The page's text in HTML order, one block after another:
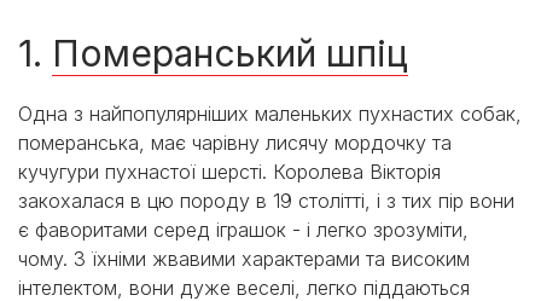
1. Померанський шпіц
Одна з найпопулярніших маленьких пухнастих собак,
померанська, має чарівну лисячу мордочку та
кучугури пухнастої шерсті. Королева Вікторія
закохалася в цю породу в 19 столітті, і з тих пір вони
є фаворитами серед іграшок - і легко зрозуміти,
чому. З їхніми жвавими характерами та високим
інтелектом, вони дуже веселі, легко піддаються